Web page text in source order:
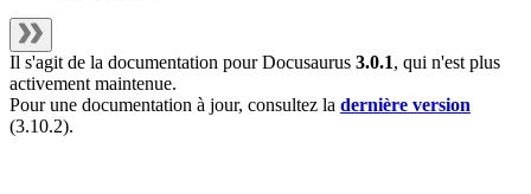
Il s'agit de la documentation pourDocusaurus 3.0.1, qui n'est plus
activement maintenue.
Pour une documentation à jour, consultez la dernière version
(3.10.2).